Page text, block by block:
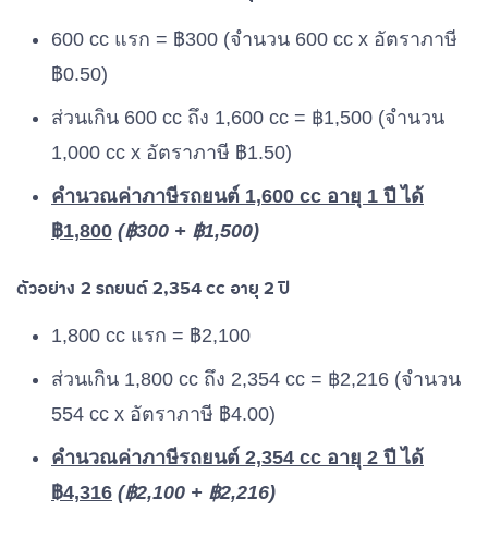
600 cc แรก = ฿300 (จำนวน 600 cc x อัตราภาษี
฿0.50)
ส่วนเกิน 600 cc ถึง 1,600 cc = ฿1,500 (จำนวน
1,000 cc x อัตราภาษี ฿1.50)
คำนวณค่าภาษีรถยนต์ 1,600 cc อายุ 1 ปี ได้
฿1,800 (฿300 + ฿1,500)
ตัวอย่าง 2 รถยนต์ 2,354 cc อายุ 2 ปี
1,800 cc แรก = ฿2,100
ส่วนเกิน 1,800 cc ถึง 2,354 cc = ฿2,216 (จำนวน
554 cc x อัตราภาษี ฿4.00)
คำนวณค่าภาษีรถยนต์ 2,354 cc อายุ 2 ปี ได้
฿4,316 (฿2,100 + ฿2,216)